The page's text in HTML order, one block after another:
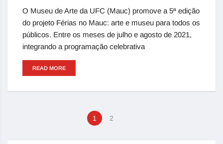
O Museu de Arte da UFC (Mauc) promove a 5ª edição
do projeto Férias no Mauc: arte e museu para todos os
públicos. Entre os meses de julho e agosto de 2021,
integrando a programação celebrativa
READ MORE
1 2